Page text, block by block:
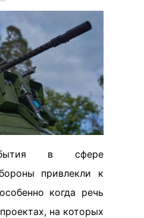
в сфере
привлекли к
когда речь
на которых